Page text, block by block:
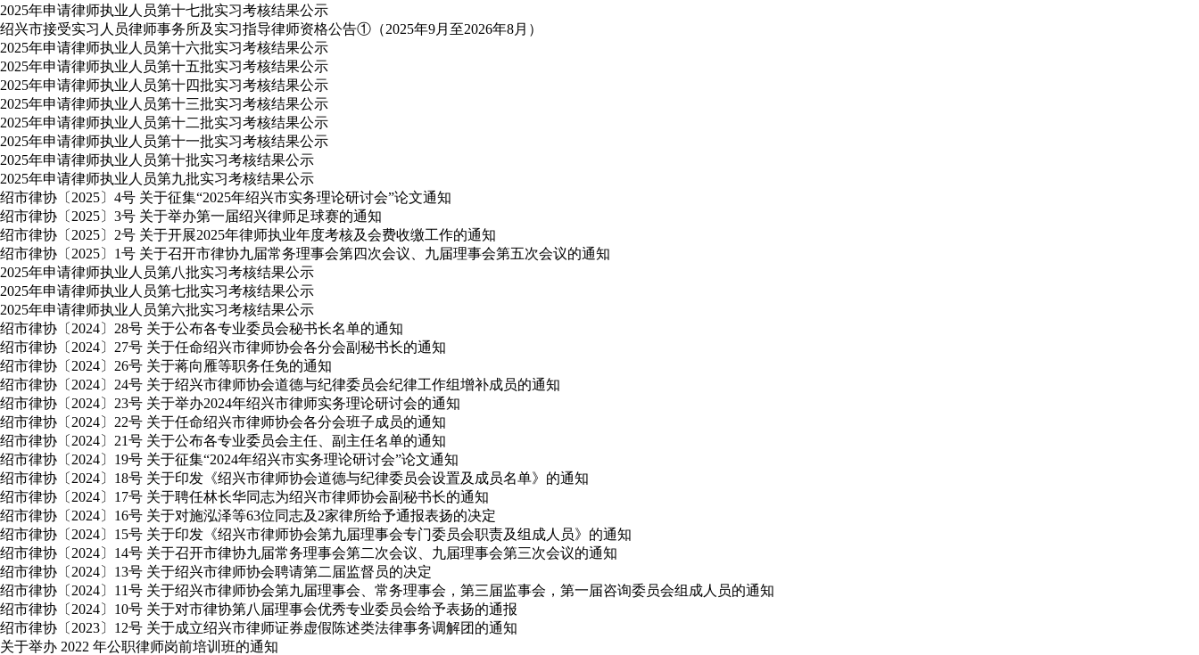
2025年申请律师执业人员第十七批实习考核结果公示
绍兴市接受实习人员律师事务所及实习指导律师资格公告①（2025年9月至2026年8月）
2025年申请律师执业人员第十六批实习考核结果公示
2025年申请律师执业人员第十五批实习考核结果公示
2025年申请律师执业人员第十四批实习考核结果公示
2025年申请律师执业人员第十三批实习考核结果公示
2025年申请律师执业人员第十二批实习考核结果公示
2025年申请律师执业人员第十一批实习考核结果公示
2025年申请律师执业人员第十批实习考核结果公示
2025年申请律师执业人员第九批实习考核结果公示
绍市律协〔2025〕4号 关于征集“2025年绍兴市实务理论研讨会”论文通知
绍市律协〔2025〕3号 关于举办第一届绍兴律师足球赛的通知
绍市律协〔2025〕2号 关于开展2025年律师执业年度考核及会费收缴工作的通知
绍市律协〔2025〕1号 关于召开市律协九届常务理事会第四次会议、九届理事会第五次会议的通知
2025年申请律师执业人员第八批实习考核结果公示
2025年申请律师执业人员第七批实习考核结果公示
2025年申请律师执业人员第六批实习考核结果公示
绍市律协〔2024〕28号 关于公布各专业委员会秘书长名单的通知
绍市律协〔2024〕27号 关于任命绍兴市律师协会各分会副秘书长的通知
绍市律协〔2024〕26号 关于蒋向雁等职务任免的通知
绍市律协〔2024〕24号 关于绍兴市律师协会道德与纪律委员会纪律工作组增补成员的通知
绍市律协〔2024〕23号 关于举办2024年绍兴市律师实务理论研讨会的通知
绍市律协〔2024〕22号 关于任命绍兴市律师协会各分会班子成员的通知
绍市律协〔2024〕21号 关于公布各专业委员会主任、副主任名单的通知
绍市律协〔2024〕19号 关于征集“2024年绍兴市实务理论研讨会”论文通知
绍市律协〔2024〕18号 关于印发《绍兴市律师协会道德与纪律委员会设置及成员名单》的通知
绍市律协〔2024〕17号 关于聘任林长华同志为绍兴市律师协会副秘书长的通知
绍市律协〔2024〕16号 关于对施泓泽等63位同志及2家律所给予通报表扬的决定
绍市律协〔2024〕15号 关于印发《绍兴市律师协会第九届理事会专门委员会职责及组成人员》的通知
绍市律协〔2024〕14号 关于召开市律协九届常务理事会第二次会议、九届理事会第三次会议的通知
绍市律协〔2024〕13号 关于绍兴市律师协会聘请第二届监督员的决定
绍市律协〔2024〕11号 关于绍兴市律师协会第九届理事会、常务理事会，第三届监事会，第一届咨询委员会组成人员的通知
绍市律协〔2024〕10号 关于对市律协第八届理事会优秀专业委员会给予表扬的通报
绍市律协〔2023〕12号 关于成立绍兴市律师证券虚假陈述类法律事务调解团的通知
关于举办 2022 年公职律师岗前培训班的通知